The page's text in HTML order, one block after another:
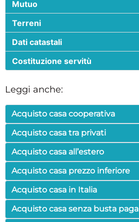
Mutuo
Terreni
Dati catastali
Costituzione servitù
Leggi anche:
Acquisto casa cooperativa
Acquisto casa tra privati
Acquisto casa all’estero
Acquisto casa prezzo inferiore
Acquisto casa in Italia
Acquisto casa senza busta paga